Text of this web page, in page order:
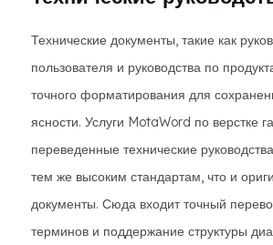
Технические документы, такие как
пользователя и руководства по
точного форматирования для
ясности. Услуги MotaWord по верстке
переведенные технические
тем же высоким стандартам, что и
документы. Сюда входит точный
терминов и поддержание структуры